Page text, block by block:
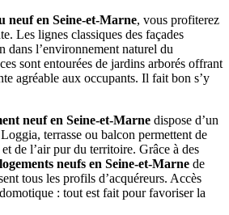
neuf en Seine-et-Marne, vous profiterez
Les lignes classiques des façades
dans l’environnement naturel du
sont entourées de jardins arborés offrant
agréable aux occupants. Il fait bon s’y
neuf en Seine-et-Marne dispose d’un
terrasse ou balcon permettent de
de l’air pur du territoire. Grâce à des
logements neufs en Seine-et-Marne de
tous les profils d’acquéreurs. Accès
: tout est fait pour favoriser la